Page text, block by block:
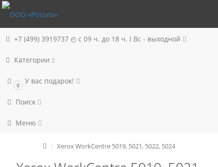
+7 (499) 3919737 ◴ с 09 ч. до 18 ч. I Вc - выходной
Категории
0 У вас подарок!
Поиск
Меню
Xerox WorkCentre 5019, 5021, 5022, 5024